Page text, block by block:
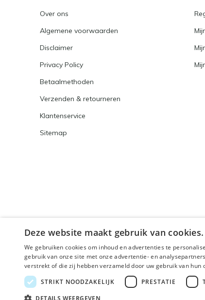
Over ons
Algemene voorwaarden
Disclaimer
Privacy Policy
Betaalmethoden
Verzenden & retourneren
Klantenservice
Sitemap
© 2026 - Powered byLightspeed - Theme By
Deze website maakt gebruik van cookies.
We gebruiken cookies om inhoud en advertenties te
gebruik van onze site met onze advertentie- en
verstrekt of die zij hebben verzameld door uw gebruik van hun
STRIKT NOODZAKELIJK
PRESTATIE
DETAILS WEERGEVEN